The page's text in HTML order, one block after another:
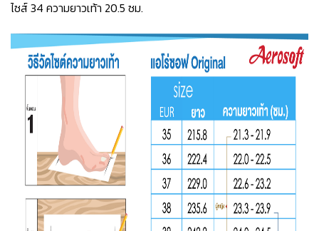
ไซส์ 34 ความยาวเท้า 20.5 ซม.